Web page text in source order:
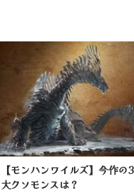
【モンハンワイルズ】今作の3
大クソモンスは？